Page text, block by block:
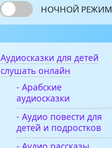
НОЧНОЙ РЕЖИМ
Аудиосказки для детей
слушать онлайн
- Арабские
аудиосказки
- Аудио повести для
детей и подростков